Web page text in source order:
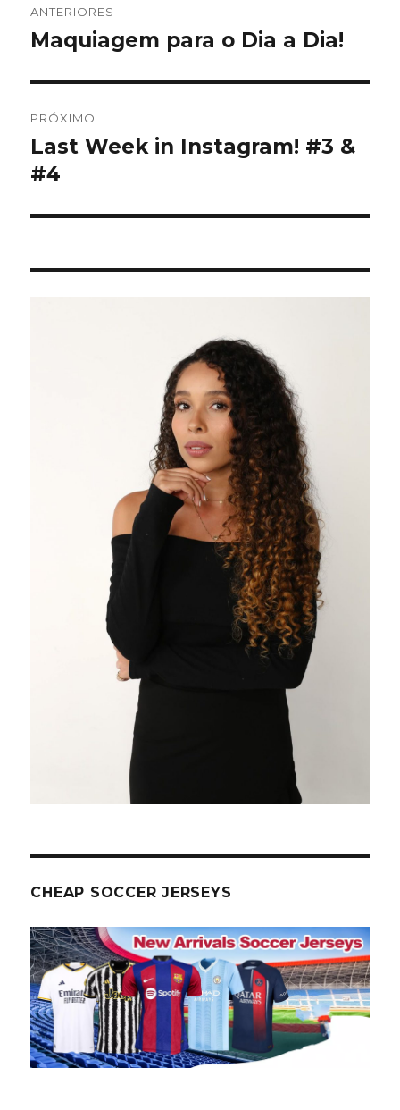
de
ANTERIORES
Post
Maquiagem para o Dia a Dia!
PRÓXIMO
Próximo
post:
Last Week in Instagram! #3 &
#4
CHEAP SOCCER JERSEYS